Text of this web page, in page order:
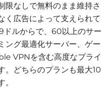
限なしで無料のまま維持さ
く広告によって支えられて
ドルからで、60以上のサー
ング最適化サーバー、ゲー
VPNを含む高度なプライ
。どちらのプランも最大10